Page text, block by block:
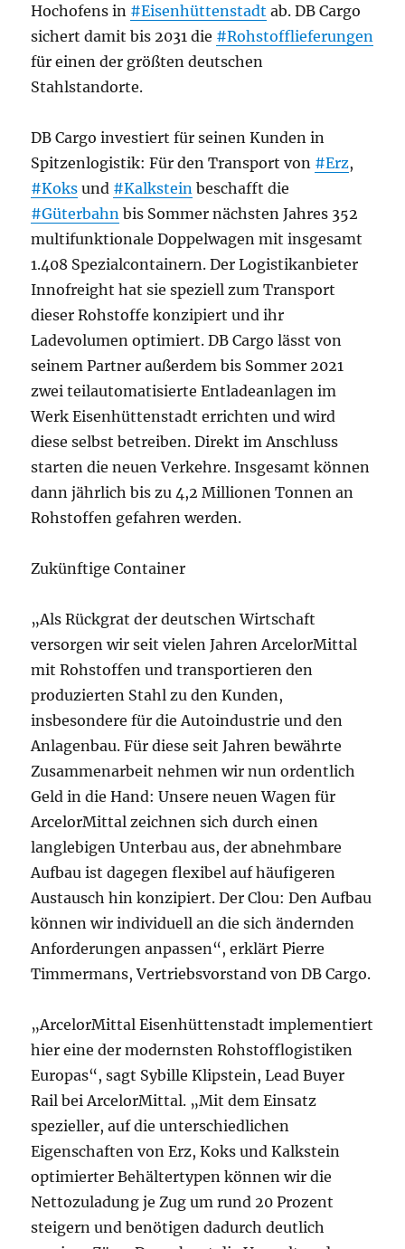
Hochofens in #Eisenhüttenstadt ab. DB Cargo
sichert damit bis 2031 die #Rohstofflieferungen
für einen der größten deutschen
Stahlstandorte.
DB Cargo investiert für seinen Kunden in
Spitzenlogistik: Für den Transport von #Erz,
#Koks und #Kalkstein beschafft die
#Güterbahn bis Sommer nächsten Jahres 352
multifunktionale Doppelwagen mit insgesamt
1.408 Spezialcontainern. Der Logistikanbieter
Innofreight hat sie speziell zum Transport
dieser Rohstoffe konzipiert und ihr
Ladevolumen optimiert. DB Cargo lässt von
seinem Partner außerdem bis Sommer 2021
zwei teilautomatisierte Entladeanlagen im
Werk Eisenhüttenstadt errichten und wird
diese selbst betreiben. Direkt im Anschluss
starten die neuen Verkehre. Insgesamt können
dann jährlich bis zu 4,2 Millionen Tonnen an
Rohstoffen gefahren werden.
Zukünftige Container
„Als Rückgrat der deutschen Wirtschaft
versorgen wir seit vielen Jahren ArcelorMittal
mit Rohstoffen und transportieren den
produzierten Stahl zu den Kunden,
insbesondere für die Autoindustrie und den
Anlagenbau. Für diese seit Jahren bewährte
Zusammenarbeit nehmen wir nun ordentlich
Geld in die Hand: Unsere neuen Wagen für
ArcelorMittal zeichnen sich durch einen
langlebigen Unterbau aus, der abnehmbare
Aufbau ist dagegen flexibel auf häufigeren
Austausch hin konzipiert. Der Clou: Den Aufbau
können wir individuell an die sich ändernden
Anforderungen anpassen“, erklärt Pierre
Timmermans, Vertriebsvorstand von DB Cargo.
„ArcelorMittal Eisenhüttenstadt implementiert
hier eine der modernsten Rohstofflogistiken
Europas“, sagt Sybille Klipstein, Lead Buyer
Rail bei ArcelorMittal. „Mit dem Einsatz
spezieller, auf die unterschiedlichen
Eigenschaften von Erz, Koks und Kalkstein
optimierter Behältertypen können wir die
Nettozuladung je Zug um rund 20 Prozent
steigern und benötigen dadurch deutlich